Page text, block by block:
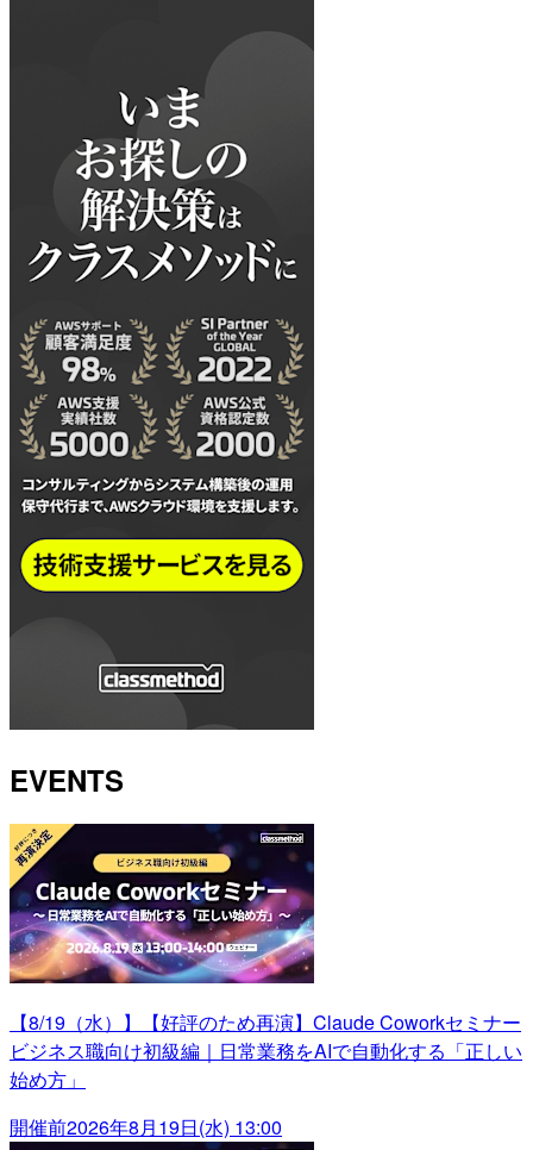
EVENTS
【8/19（水）】【好評のため再演】Claude Coworkセミナー
ビジネス職向け初級編｜日常業務をAIで自動化する「正しい
始め方」
開催前2026年8月19日(水) 13:00